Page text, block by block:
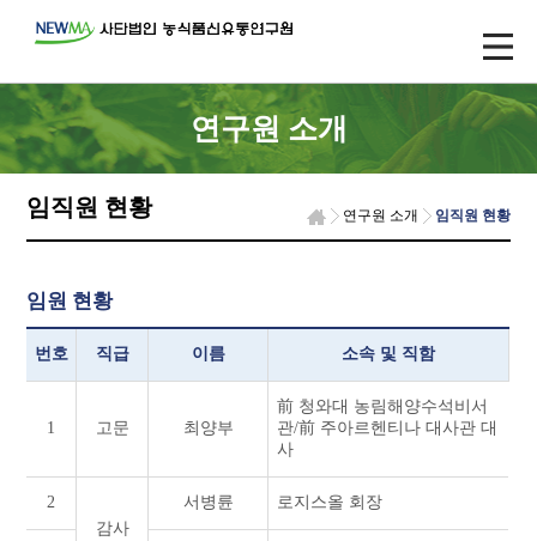
연구원 소개
임직원 현황 연구원 소개 임직원 현황
임원 현황
번호 직급 이름 소속 및 직함
1 고문 최양부
前 청와대 농림해양수석비서
관/前 주아르헨티나 대사관 대
사
2
감사
서병륜 로지스올 회장